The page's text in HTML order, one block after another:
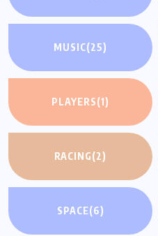
MUSIC(25)
PLAYERS(1)
RACING(2)
SPACE(6)